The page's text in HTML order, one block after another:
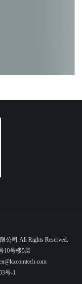
公司 All Rights Reserved.
10号楼5层
号-1